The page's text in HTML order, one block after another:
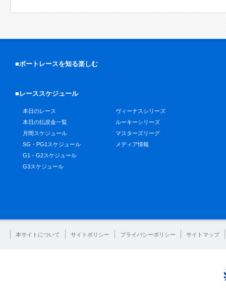
■ボートレースを知る楽しむ
■レーススケジュール
本日のレース
本日の払戻金一覧
月間スケジュール
SG・PG1スケジュール
G1・G2スケジュール
G3スケジュール
ヴィーナスシリーズ
ルーキーシリーズ
マスターズリーグ
メディア情報
本サイトについて サイトポリシー プライバシーポリシー サイトマップ